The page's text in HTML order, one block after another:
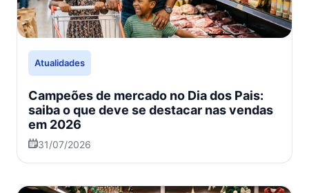
Atualidades
Campeões de mercado no Dia dos Pais:
saiba o que deve se destacar nas vendas
em 2026
31/07/2026